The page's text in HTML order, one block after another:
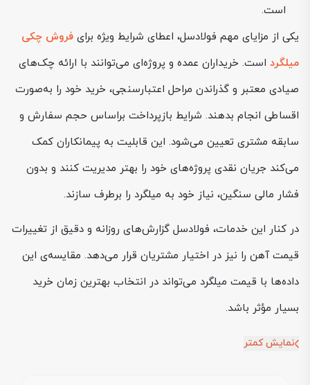
است.
یکی از مزایای مهم فولادسل، اعطای شرایط ویژه برای فروش چکی
میلگرد است. خریداران عمده و پروژه‌ای می‌توانند با ارائه چک‌های
صیادی معتبر و گذراندن مراحل اعتبارسنجی، خرید خود را به‌صورت
اقساطی انجام بدهند. شرایط بازپرداخت براساس حجم سفارش و
سابقه مشتری تعیین می‌شود. این قابلیت به پیمانکاران کمک
می‌کند جریان نقدی پروژه‌های خود را بهتر مدیریت کنند و بدون
فشار مالی سنگین، نیاز خود به میلگرد را برطرف سازند.
در کنار این خدمات، فولادسل گزارش‌های روزانه و دقیق از تغییرات
قیمت آهن را نیز در اختیار مشتریان قرار می‌دهد. مقایسه‌ی این
داده‌ها با قیمت میلگرد می‌تواند در انتخاب بهترین زمان خرید
بسیار مؤثر باشد.
نمایش کمتر